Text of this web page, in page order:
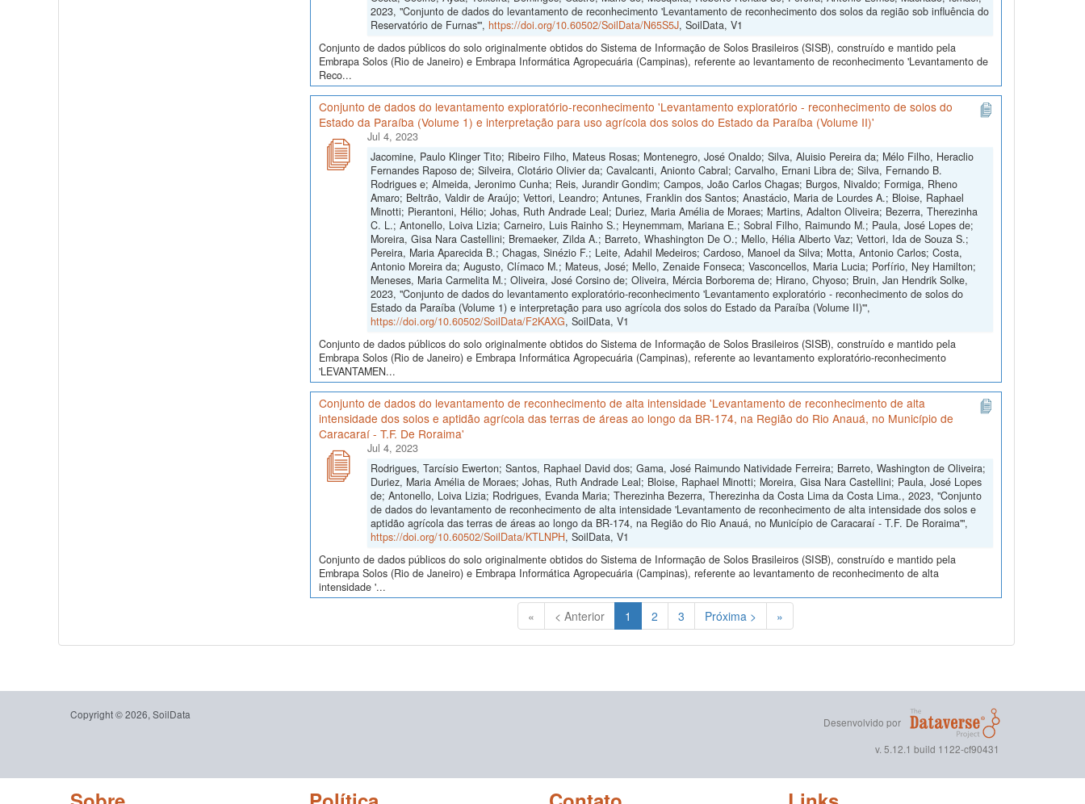
2023, "Conjunto de dados do levantamento de reconhecimento 'Levantamento de reconhecimento dos solos da região sob influência do
Reservatório de Furnas'", https://doi.org/10.60502/SoilData/N65S5J, SoilData, V1
Conjunto de dados públicos do solo originalmente obtidos do Sistema de Informação de Solos Brasileiros (SISB), construído e mantido pela
Embrapa Solos (Rio de Janeiro) e Embrapa Informática Agropecuária (Campinas), referente ao levantamento de reconhecimento 'Levantamento de
Reco...
Conjunto de dados do levantamento exploratório-reconhecimento 'Levantamento exploratório - reconhecimento de solos do
Estado da Paraíba (Volume 1) e interpretação para uso agrícola dos solos do Estado da Paraíba (Volume II)'
Jul 4, 2023
Jacomine, Paulo Klinger Tito; Ribeiro Filho, Mateus Rosas; Montenegro, José Onaldo; Silva, Aluisio Pereira da; Mélo Filho, Heraclio
Fernandes Raposo de; Silveira, Clotário Olivier da; Cavalcanti, Anionto Cabral; Carvalho, Ernani Libra de; Silva, Fernando B.
Rodrigues e; Almeida, Jeronimo Cunha; Reis, Jurandir Gondim; Campos, João Carlos Chagas; Burgos, Nivaldo; Formiga, Rheno
Amaro; Beltrão, Valdir de Araújo; Vettori, Leandro; Antunes, Franklin dos Santos; Anastácio, Maria de Lourdes A.; Bloise, Raphael
Minotti; Pierantoni, Hélio; Johas, Ruth Andrade Leal; Duriez, Maria Amélia de Moraes; Martins, Adalton Oliveira; Bezerra, Therezinha
C. L.; Antonello, Loiva Lizia; Carneiro, Luis Rainho S.; Heynemmam, Mariana E.; Sobral Filho, Raimundo M.; Paula, José Lopes de;
Moreira, Gisa Nara Castellini; Bremaeker, Zilda A.; Barreto, Whashington De O.; Mello, Hélia Alberto Vaz; Vettori, Ida de Souza S.;
Pereira, Maria Aparecida B.; Chagas, Sinézio F.; Leite, Adahil Medeiros; Cardoso, Manoel da Silva; Motta, Antonio Carlos; Costa,
Antonio Moreira da; Augusto, Clímaco M.; Mateus, José; Mello, Zenaide Fonseca; Vasconcellos, Maria Lucia; Porfírio, Ney Hamilton;
Meneses, Maria Carmelita M.; Oliveira, José Corsino de; Oliveira, Mércia Borborema de; Hirano, Chyoso; Bruin, Jan Hendrik Solke,
2023, "Conjunto de dados do levantamento exploratório-reconhecimento 'Levantamento exploratório - reconhecimento de solos do
Estado da Paraíba (Volume 1) e interpretação para uso agrícola dos solos do Estado da Paraíba (Volume II)'",
https://doi.org/10.60502/SoilData/F2KAXG, SoilData, V1
Conjunto de dados públicos do solo originalmente obtidos do Sistema de Informação de Solos Brasileiros (SISB), construído e mantido pela
Embrapa Solos (Rio de Janeiro) e Embrapa Informática Agropecuária (Campinas), referente ao levantamento exploratório-reconhecimento
'LEVANTAMEN...
Conjunto de dados do levantamento de reconhecimento de alta intensidade 'Levantamento de reconhecimento de alta
intensidade dos solos e aptidão agrícola das terras de áreas ao longo da BR-174, na Região do Rio Anauá, no Município de
Caracaraí - T.F. De Roraima'
Jul 4, 2023
Rodrigues, Tarcísio Ewerton; Santos, Raphael David dos; Gama, José Raimundo Natividade Ferreira; Barreto, Washington de Oliveira;
Duriez, Maria Amélia de Moraes; Johas, Ruth Andrade Leal; Bloise, Raphael Minotti; Moreira, Gisa Nara Castellini; Paula, José Lopes
de; Antonello, Loiva Lizia; Rodrigues, Evanda Maria; Therezinha Bezerra, Therezinha da Costa Lima da Costa Lima., 2023, "Conjunto
de dados do levantamento de reconhecimento de alta intensidade 'Levantamento de reconhecimento de alta intensidade dos solos e
aptidão agrícola das terras de áreas ao longo da BR-174, na Região do Rio Anauá, no Município de Caracaraí - T.F. De Roraima'",
https://doi.org/10.60502/SoilData/KTLNPH, SoilData, V1
Conjunto de dados públicos do solo originalmente obtidos do Sistema de Informação de Solos Brasileiros (SISB), construído e mantido pela
Embrapa Solos (Rio de Janeiro) e Embrapa Informática Agropecuária (Campinas), referente ao levantamento de reconhecimento de alta
intensidade '...
« < Anterior 1 (Atual)
2 3 Próxima > »
Copyright © 2026, SoilData
Desenvolvido por
v. 5.12.1 build 1122-cf90431